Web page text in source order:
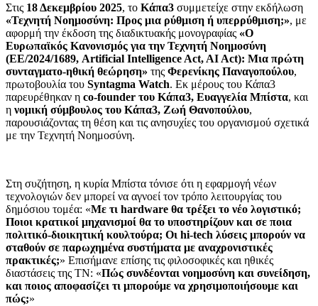
Στις 18 Δεκεμβρίου 2025, το Κάπα3 συμμετείχε στην εκδήλωση
«Τεχνητή Νοημοσύνη: Προς μια ρύθμιση ή υπερρύθμιση;», με
αφορμή την έκδοση της διαδικτυακής μονογραφίας «Ο
Ευρωπαϊκός Κανονισμός για την Τεχνητή Νοημοσύνη
(ΕΕ/2024/1689, Artificial Intelligence Act, AI Act): Μια πρώτη
συνταγματο-ηθική θεώρηση» της Φερενίκης Παναγοπούλου,
πρωτοβουλία του Syntagma Watch. Εκ μέρους του Κάπα3
παρευρέθηκαν η co-founder του Κάπα3, Ευαγγελία Μπίστα, και
η νομική σύμβουλος του Κάπα3, Ζωή Θανοπούλου,
παρουσιάζοντας τη θέση και τις ανησυχίες του οργανισμού σχετικά
με την Τεχνητή Νοημοσύνη.
Στη συζήτηση, η κυρία Μπίστα τόνισε ότι η εφαρμογή νέων
τεχνολογιών δεν μπορεί να αγνοεί τον τρόπο λειτουργίας του
δημόσιου τομέα: «Με τι hardware θα τρέξει το νέο λογιστικό;
Ποιοι κρατικοί μηχανισμοί θα το υποστηρίζουν και σε ποια
πολιτικό-διοικητική κουλτούρα; Οι hi-tech λύσεις μπορούν να
σταθούν σε παρωχημένα συστήματα με αναχρονιστικές
πρακτικές;» Επισήμανε επίσης τις φιλοσοφικές και ηθικές
διαστάσεις της ΤΝ: «Πώς συνδέονται νοημοσύνη και συνείδηση,
και ποιος αποφασίζει τι μπορούμε να χρησιμοποιήσουμε και
πώς;»